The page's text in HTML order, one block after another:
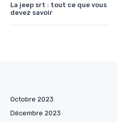
La jeep srt : tout ce que vous
devez savoir
Octobre 2023
Décembre 2023